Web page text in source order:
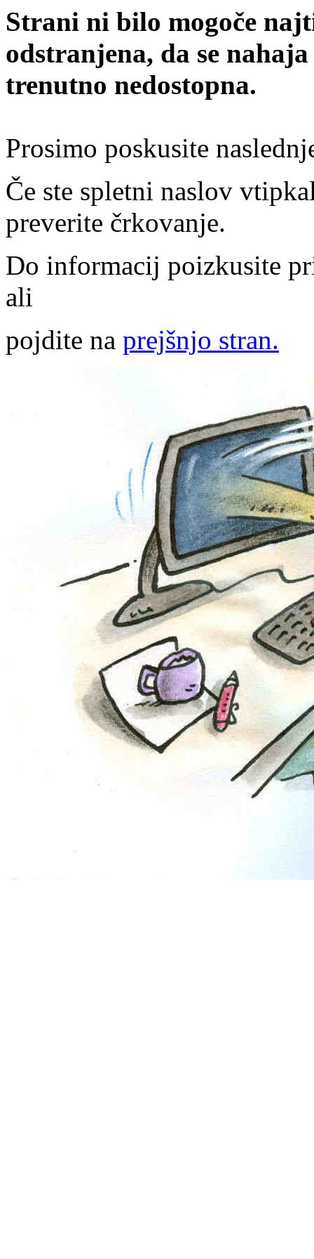
Strani ni bilo mogoče
odstranjena, da se
trenutno nedostopna.
Prosimo poskusite
Če ste spletni naslov
preverite črkovanje.
Do informacij poizkusite
ali
pojdite na prejšnjo stran.